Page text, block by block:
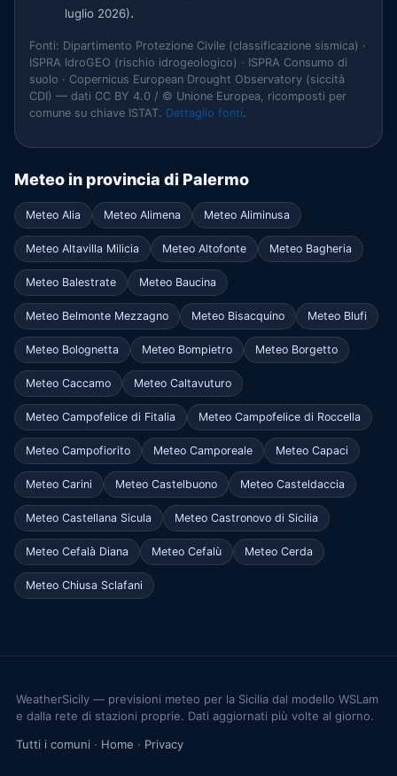
luglio 2026).
Fonti: Dipartimento Protezione Civile (classificazione sismica) ·
ISPRA IdroGEO (rischio idrogeologico) · ISPRA Consumo di
suolo · Copernicus European Drought Observatory (siccità
CDI) — dati CC BY 4.0 / © Unione Europea, ricomposti per
comune su chiave ISTAT. Dettaglio fonti.
Meteo in provincia di Palermo
Meteo Alia Meteo Alimena Meteo Aliminusa
Meteo Altavilla Milicia Meteo Altofonte Meteo Bagheria
Meteo Balestrate Meteo Baucina
Meteo Belmonte Mezzagno Meteo Bisacquino Meteo Blufi
Meteo Bolognetta Meteo Bompietro Meteo Borgetto
Meteo Caccamo Meteo Caltavuturo
Meteo Campofelice di Fitalia Meteo Campofelice di Roccella
Meteo Campofiorito Meteo Camporeale Meteo Capaci
Meteo Carini Meteo Castelbuono Meteo Casteldaccia
Meteo Castellana Sicula Meteo Castronovo di Sicilia
Meteo Cefalà Diana Meteo Cefalù Meteo Cerda
Meteo Chiusa Sclafani
WeatherSicily — previsioni meteo per la Sicilia dal modello WSLam
e dalla rete di stazioni proprie. Dati aggiornati più volte al giorno.
Tutti i comuni · Home · Privacy